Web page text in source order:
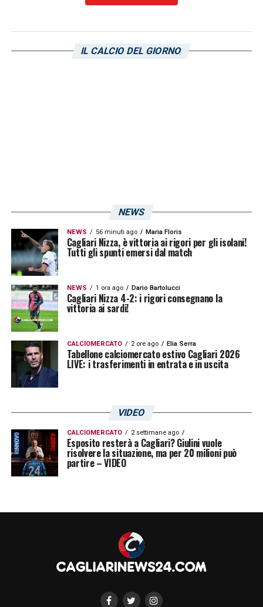
passo dai decisivi tempi supplementari (non
minuto. A segnarlo è stato il trequartista
LA PLAYLIST DELLE NOSTRE TOP NEWS
IL CALCIO DEL GIORNO
NEWS
NEWS 56 minuti ago Maria Floris
Cagliari Nizza, è vittoria ai rigori per gli isolani!
Tutti gli spunti emersi dal match
NEWS 1 ora ago Dario Bartolucci
Cagliari Nizza 4-2: i rigori consegnano la
vittoria ai sardi!
CALCIOMERCATO 2 ore ago Elia Serra
Tabellone calciomercato estivo Cagliari 2026
LIVE: i trasferimenti in entrata e in uscita
VIDEO
CALCIOMERCATO 2 settimane ago
Esposito resterà a Cagliari? Giulini vuole
risolvere la situazione, ma per 20 milioni può
partire – VIDEO